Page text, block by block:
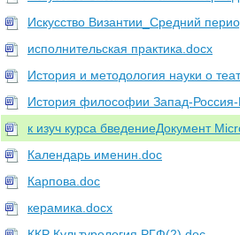
Искусство Византии_Средний
исполнительская практика.docx
История и методология науки о
История философии Запад-Россия-
к изуч курса бведениеДокумент
Календарь именин.doc
Карпова.doc
керамика.docx